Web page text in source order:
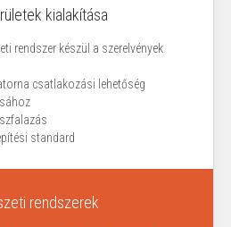
kialakítása
rendszer készül a szerelvények
csatlakozási lehetőség
standard
rendszerek